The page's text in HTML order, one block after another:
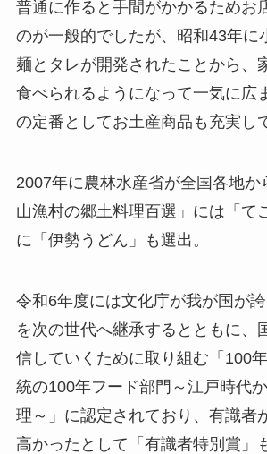
普通に作ると手間がかかるためお
のが一般的でしたが、昭和43年に
麺とタレが開発されたことから、
食べられるようになって一気に広
の定番としてお土産商品も充実し
2007年に農林水産省が全国各地か
山漁村の郷土料理百選」には「て
に「伊勢うどん」も選出。
令和6年度には文化庁が我が国が
を次の世代へ継承するとともに、
信していくために取り組む「100
統の100年フード部門～江戸時代
理～」に認定されており、有識者
高かったとして「有識者特別賞」